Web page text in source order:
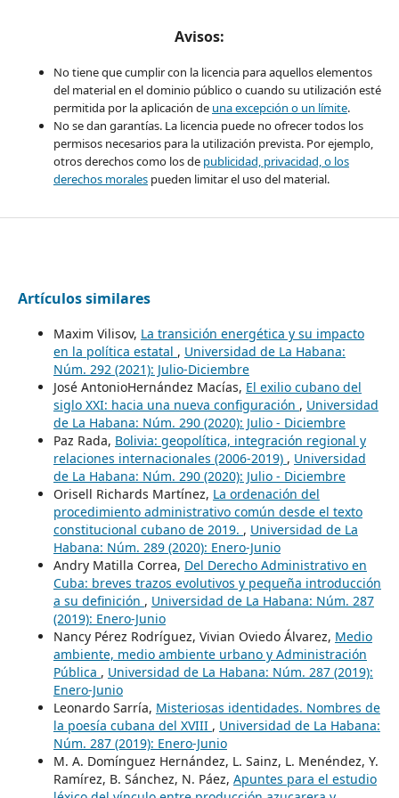
Avisos:
No tiene que cumplir con la licencia para aquellos elementos
del material en el dominio público o cuando su utilización esté
permitida por la aplicación de una excepción o un límite.
No se dan garantías. La licencia puede no ofrecer todos los
permisos necesarios para la utilización prevista. Por ejemplo,
otros derechos como los de publicidad, privacidad, o los
derechos moralespueden limitar el uso del material.
Artículos similares
Maxim Vilisov, La transición energética y su impacto
en la política estatal , Universidad de La Habana:
Núm. 292 (2021): Julio-Diciembre
José AntonioHernández Macías, El exilio cubano del
siglo XXI: hacia una nueva configuración , Universidad
de La Habana: Núm. 290 (2020): Julio - Diciembre
Paz Rada, Bolivia: geopolítica, integración regional y
relaciones internacionales (2006-2019) , Universidad
de La Habana: Núm. 290 (2020): Julio - Diciembre
Orisell Richards Martínez, La ordenación del
procedimiento administrativo común desde el texto
constitucional cubano de 2019. , Universidad de La
Habana: Núm. 289 (2020): Enero-Junio
Andry Matilla Correa, Del Derecho Administrativo en
Cuba: breves trazos evolutivos y pequeña introducción
a su definición , Universidad de La Habana: Núm. 287
(2019): Enero-Junio
Nancy Pérez Rodríguez, Vivian Oviedo Álvarez, Medio
ambiente, medio ambiente urbano y Administración
Pública , Universidad de La Habana: Núm. 287 (2019):
Enero-Junio
Leonardo Sarría, Misteriosas identidades. Nombres de
la poesía cubana del XVIII , Universidad de La Habana:
Núm. 287 (2019): Enero-Junio
M. A. Domínguez Hernández, L. Sainz, L. Menéndez, Y.
Ramírez, B. Sánchez, N. Páez, Apuntes para el estudio